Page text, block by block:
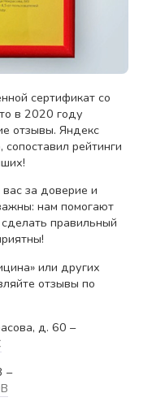
сертификат со
в 2020 году
отзывы. Яндекс
рейтинги
за доверие и
нам помогают
правильный
или других
отзывы по
д. 60 –
–